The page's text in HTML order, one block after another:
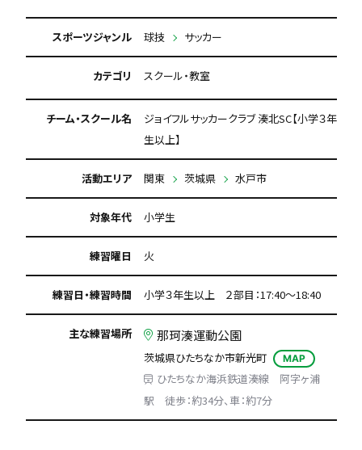
スポーツジャンル 球技 サッカー
カテゴリ スクール・教室
チーム・スクール名
ジョイフルサッカークラブ 湊北SC【小学３年
生以上】
活動エリア 関東 茨城県 水戸市
対象年代 小学生
練習曜日 火
練習日・練習時間 小学３年生以上 ２部目：17:40～18:40
主な練習場所 那珂湊運動公園
茨城県ひたちなか市新光町 MAP
ひたちなか海浜鉄道湊線 阿字ヶ浦
駅 徒歩：約34分、車：約7分